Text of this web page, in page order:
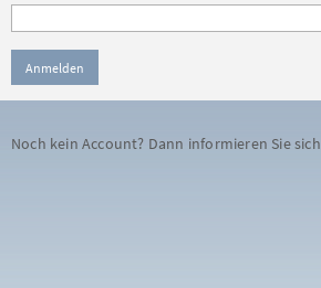
Noch kein Account? Dann informieren Sie sich